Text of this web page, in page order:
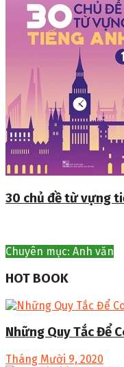
30 chủ đề từ vựng
Chuyên mục: Anh văn
HOT BOOK
Những Quy Tắc Để
Tháng Mười 9, 2020